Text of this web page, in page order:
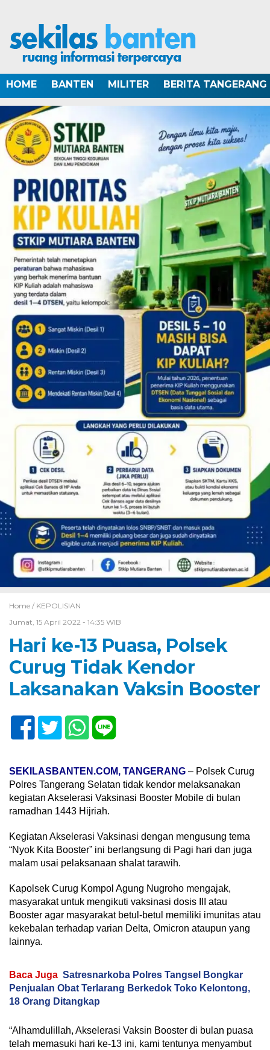
HOME BANTEN MILITER BERITA TANGERANG
Home / KEPOLISIAN
Jumat, 15 April 2022 - 14:35 WIB
Hari ke-13 Puasa, Polsek
Curug Tidak Kendor
Laksanakan Vaksin Booster
SEKILASBANTEN.COM, TANGERANG – Polsek Curug
Polres Tangerang Selatan tidak kendor melaksanakan
kegiatan Akselerasi Vaksinasi Booster Mobile di bulan
ramadhan 1443 Hijriah.
Kegiatan Akselerasi Vaksinasi dengan mengusung tema
“Nyok Kita Booster” ini berlangsung di Pagi hari dan juga
malam usai pelaksanaan shalat tarawih.
Kapolsek Curug Kompol Agung Nugroho mengajak,
masyarakat untuk mengikuti vaksinasi dosis III atau
Booster agar masyarakat betul-betul memiliki imunitas atau
kekebalan terhadap varian Delta, Omicron ataupun yang
lainnya.
Baca Juga Satresnarkoba Polres Tangsel Bongkar
Penjualan Obat Terlarang Berkedok Toko Kelontong,
18 Orang Ditangkap
“Alhamdulillah, Akselerasi Vaksin Booster di bulan puasa
telah memasuki hari ke-13 ini, kami tentunya menyambut